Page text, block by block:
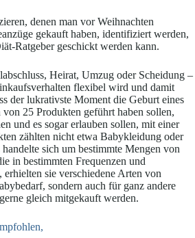
denen man vor Weihnachten
gekauft haben, identifiziert werden,
Ratgeber geschickt werden kann.
Heirat, Umzug oder Scheidung –
flexibel wird und damit
der lukrativste Moment die Geburt eines
25 Produkten geführt haben sollen,
und es sogar erlauben sollen, mit einer
zählten nicht etwa Babykleidung oder
sich um bestimmte Mengen von
in bestimmten Frequenzen und
sie verschiedene Arten von
sondern auch für ganz andere
gleich mitgekauft werden.